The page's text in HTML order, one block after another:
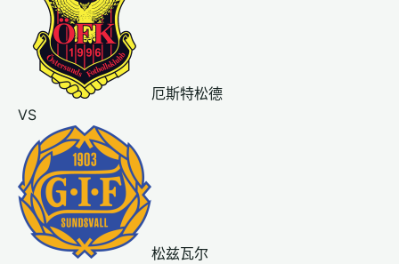
厄斯特松德
VS
松兹瓦尔